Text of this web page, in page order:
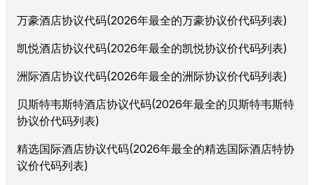
万豪酒店协议代码(2026年最全的万豪协议价代码列表)
凯悦酒店协议代码(2026年最全的凯悦协议价代码列表)
洲际酒店协议代码(2026年最全的洲际协议价代码列表)
贝斯特韦斯特酒店协议代码(2026年最全的贝斯特韦斯特
协议价代码列表)
精选国际酒店协议代码(2026年最全的精选国际酒店特协
议价代码列表)